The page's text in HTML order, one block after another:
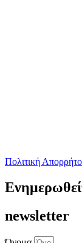
Πολιτική
newsletter